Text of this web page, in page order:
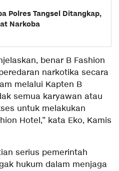
Polres Tangsel Ditangkap,
Narkoba
benar B Fashion
narkotika secara
melalui Kapten B
semua karyawan atau
untuk melakukan
Hotel,” kata Eko, Kamis
serius pemerintah
hukum dalam menjaga